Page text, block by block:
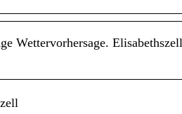
Wettervorhersage.